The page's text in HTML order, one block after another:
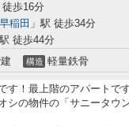
徒歩16分
稲田 」駅 徒歩34分
徒歩44分
構造 軽量鉄骨
す！最上階のアパートで
シの物件の「サニータウ